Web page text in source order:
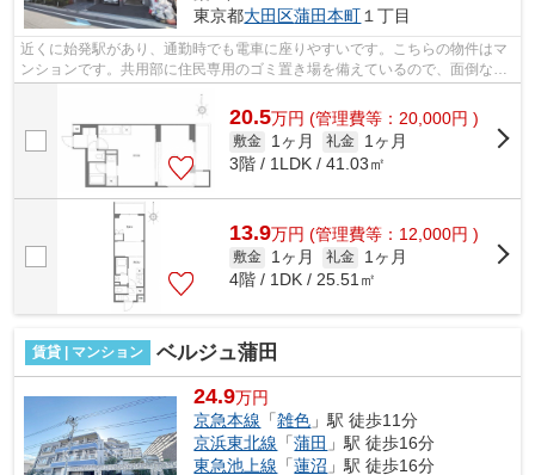
東京都大田区蒲田本町１丁目
近くに始発駅があり、通勤時でも電車に座りやすいです。こちらの物件はマ
ンションです。共用部に住民専用のゴミ置き場を備えているので、面倒なゴ
ミ出しも楽になります。駅徒歩10分に...
20.5万円 (管理費等：20,000円 )
敷金 1ヶ月 礼金
1ヶ月
3階 / 1LDK / 41.03㎡
13.9万円 (管理費等：12,000円 )
敷金 1ヶ月 礼金
1ヶ月
4階 / 1DK / 25.51㎡
賃貸 | マンション ベルジュ蒲田
24.9万円
京急本線 「雑色 」駅 徒歩11分
京浜東北線 「蒲田 」駅 徒歩16分
東急池上線 「蓮沼 」駅 徒歩16分